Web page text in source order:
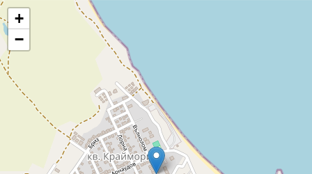
+
−